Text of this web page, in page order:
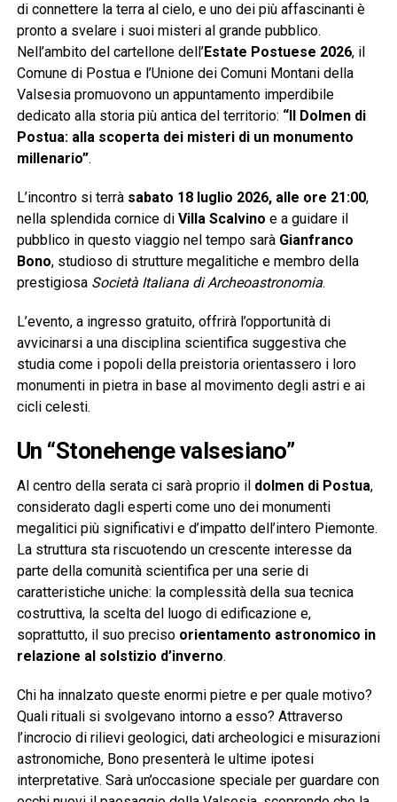
di connettere la terra al cielo, e uno dei più affascinanti è
pronto a svelare i suoi misteri al grande pubblico.
Nell’ambito del cartellone dell’Estate Postuese 2026, il
Comune di Postua e l’Unione dei Comuni Montani della
Valsesia promuovono un appuntamento imperdibile
dedicato alla storia più antica del territorio: “Il Dolmen di
Postua: alla scoperta dei misteri di un monumento
millenario”.
L’incontro si terrà sabato 18 luglio 2026, alle ore 21:00,
nella splendida cornice di Villa Scalvino e a guidare il
pubblico in questo viaggio nel tempo sarà Gianfranco
Bono, studioso di strutture megalitiche e membro della
prestigiosa Società Italiana di Archeoastronomia.
L’evento, a ingresso gratuito, offrirà l’opportunità di
avvicinarsi a una disciplina scientifica suggestiva che
studia come i popoli della preistoria orientassero i loro
monumenti in pietra in base al movimento degli astri e ai
cicli celesti.
Un “Stonehenge valsesiano”
Al centro della serata ci sarà proprio il dolmen di Postua,
considerato dagli esperti come uno dei monumenti
megalitici più significativi e d’impatto dell’intero Piemonte.
La struttura sta riscuotendo un crescente interesse da
parte della comunità scientifica per una serie di
caratteristiche uniche: la complessità della sua tecnica
costruttiva, la scelta del luogo di edificazione e,
soprattutto, il suo preciso orientamento astronomico in
relazione al solstizio d’inverno.
Chi ha innalzato queste enormi pietre e per quale motivo?
Quali rituali si svolgevano intorno a esso? Attraverso
l’incrocio di rilievi geologici, dati archeologici e misurazioni
astronomiche, Bono presenterà le ultime ipotesi
interpretative. Sarà un’occasione speciale per guardare con